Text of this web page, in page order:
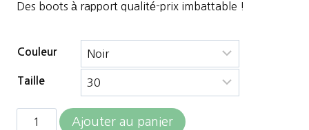
Des boots à rapport qualité-prix imbattable !
Couleur
Taille
quantité
Ajouter au panier